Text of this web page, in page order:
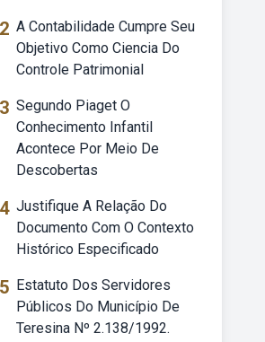
A Contabilidade Cumpre Seu
Objetivo Como Ciencia Do
Controle Patrimonial
Segundo Piaget O
Conhecimento Infantil
Acontece Por Meio De
Descobertas
Justifique A Relação Do
Documento Com O Contexto
Histórico Especificado
Estatuto Dos Servidores
Públicos Do Município De
Teresina Nº 2.138/1992.